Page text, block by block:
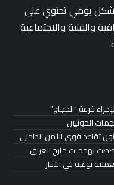
يومي تحتوي على
والفنية والاجتماعية
قرعة “الحجاج”
الحوثيين
تقاعد قوى الأمن الداخلي
لهجمات خارج العراق
نوعية في الانبار